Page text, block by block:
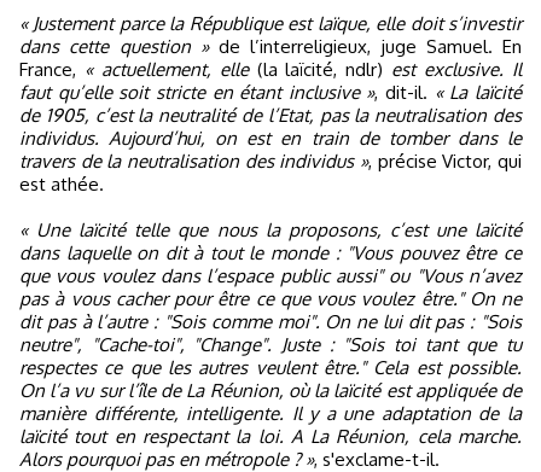
« Justement parce la République est laïque, elle doit s’investir
dans cette question »de l’interreligieux, juge Samuel. En
France, « actuellement, elle(la laïcité, ndlr) est exclusive. Il
faut qu’elle soit stricte en étant inclusive », dit-il. « La laïcité
de 1905, c’est la neutralité de l’Etat, pas la neutralisation des
individus. Aujourd’hui, on est en train de tomber dans le
travers de la neutralisation des individus », précise Victor, qui
est athée.
« Une laïcité telle que nous la proposons, c’est une laïcité
dans laquelle on dit à tout le monde : "Vous pouvez être ce
que vous voulez dans l’espace public aussi" ou "Vous n’avez
pas à vous cacher pour être ce que vous voulez être." On ne
dit pas à l’autre : "Sois comme moi". On ne lui dit pas : "Sois
neutre", "Cache-toi", "Change". Juste : "Sois toi tant que tu
respectes ce que les autres veulent être." Cela est possible.
On l’a vu sur l’île de La Réunion, où la laïcité est appliquée de
manière différente, intelligente. Il y a une adaptation de la
laïcité tout en respectant la loi. A La Réunion, cela marche.
Alors pourquoi pas en métropole ? », s'exclame-t-il.